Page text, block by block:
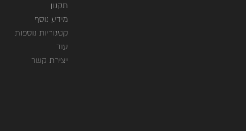
תקנון
מידע נוסף
קטגוריות נוספות
עוד
יצירת קשר